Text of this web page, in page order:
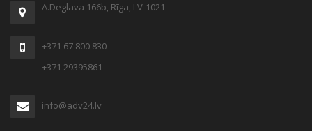
A.Deglava 166b, Rīga, LV-1021
+371 67 800 830
+371 29395861
info@adv24.lv